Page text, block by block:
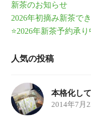
新茶のお知らせ
2026年初摘み新茶で
⭐2026年新茶予約承り
人気の投稿
本格化し
2014年7月